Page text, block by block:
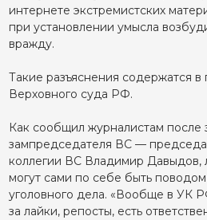
интернете экстремистских
при установлении умысла
вражду.
Такие разъяснения содержатся
Верховного суда РФ.
Как сообщил журналистам после
зампредседателя ВС —
коллегии ВС Владимир Давыдов,
могут сами по себе быть
уголовного дела. «Вообще в УК
за лайки, репосты, есть